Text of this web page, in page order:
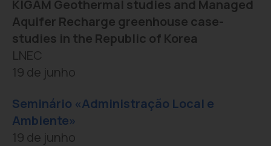
KIGAM Geothermal studies and Managed
Aquifer Recharge greenhouse case-
studies in the Republic of Korea
LNEC
19 de junho
Seminário «Administração Local e
Ambiente»
19 de junho